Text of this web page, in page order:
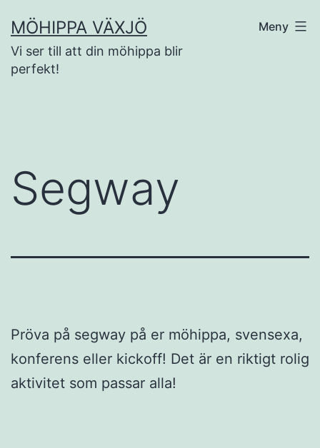
till
innehåll
MÖHIPPA VÄXJÖ
Vi ser till att din möhippa blir
perfekt!
Meny
Segway
Pröva på segway på er möhippa, svensexa,
konferens eller kickoff! Det är en riktigt rolig
aktivitet som passar alla!